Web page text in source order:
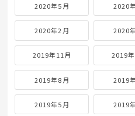
2020年5月 2020
2020年2月 2020
2019年11月 2019
2019年8月 2019
2019年5月 2019